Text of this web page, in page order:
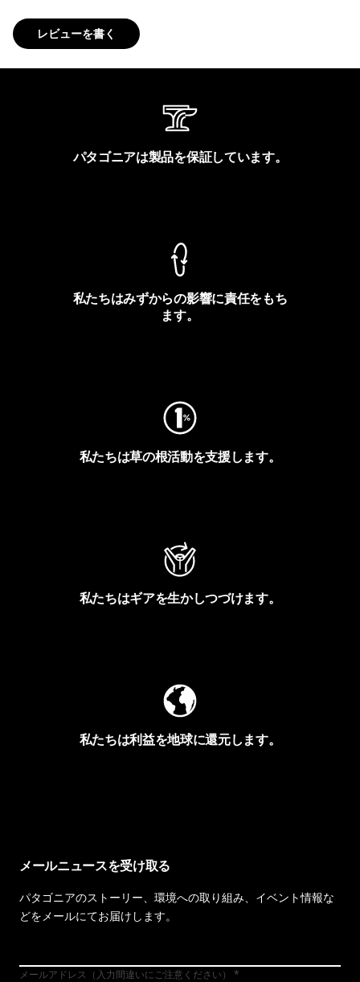
レビューを書く
パタゴニアは製品を保証しています。
私たちはみずからの影響に責任をもち
ます。
私たちは草の根活動を支援します。
私たちはギアを生かしつづけます。
私たちは利益を地球に還元します。
メールニュースを受け取る
パタゴニアのストーリー、環境への取り組み、イベント情報な
どをメールにてお届けします。
メールアドレス（入力間違いにご注意ください）